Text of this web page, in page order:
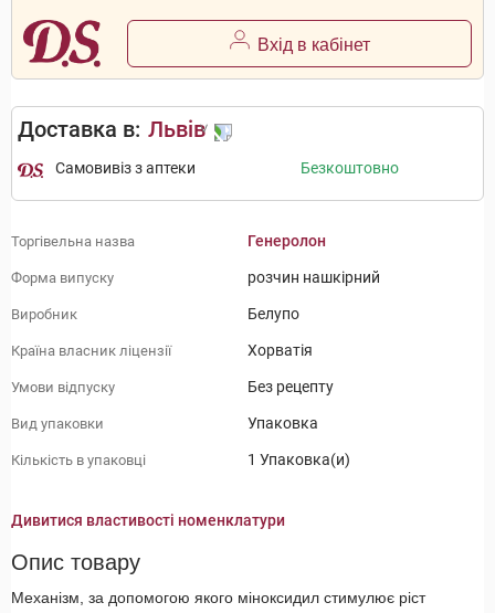
Вхід в кабінет
Доставка в: Львів
Самовивіз з аптеки Безкоштовно
Торгівельна назва Генеролон
Форма випуску розчин нашкірний
Виробник Белупо
Країна власник ліцензії Хорватія
Умови відпуску Без рецепту
Вид упаковки Упаковка
Кількість в упаковці 1 Упаковка(и)
Дивитися властивості номенклатури
Опис товару
Механізм, за допомогою якого міноксидил стимулює ріст